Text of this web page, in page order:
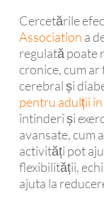
Cercetările
Association a
regulată poate
cronice, cum
cerebral și
pentru adulții
întinderi și
avansate, cum
activități pot
flexibilității,
ajuta la